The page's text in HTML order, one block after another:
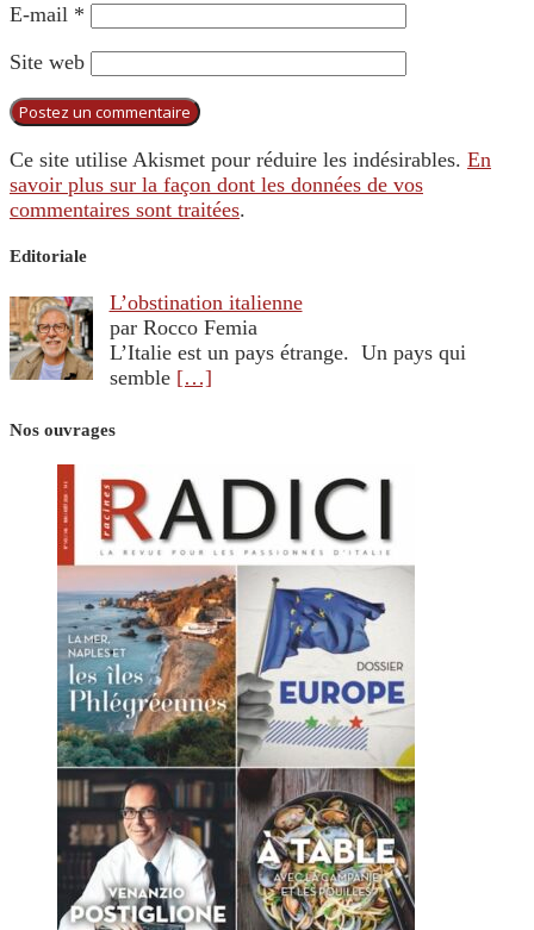
E-mail *
Site web
Ce site utilise Akismet pour réduire les indésirables. En
savoir plus sur la façon dont les données de vos
commentaires sont traitées.
Editoriale
L’obstination italienne
par Rocco Femia
L’Italie est un pays étrange. Un pays qui
semble […]
Nos ouvrages